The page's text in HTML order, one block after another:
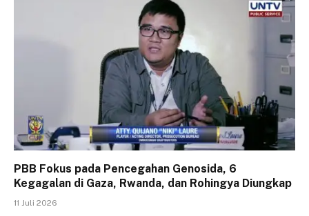
PBB Fokus pada Pencegahan Genosida, 6
Kegagalan di Gaza, Rwanda, dan Rohingya Diungkap
11 Juli 2026